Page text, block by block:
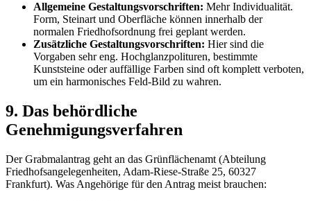
Allgemeine Gestaltungsvorschriften: Mehr Individualität.
Form, Steinart und Oberfläche können innerhalb der
normalen Friedhofsordnung frei geplant werden.
Zusätzliche Gestaltungsvorschriften: Hier sind die
Vorgaben sehr eng. Hochglanzpolituren, bestimmte
Kunststeine oder auffällige Farben sind oft komplett verboten,
um ein harmonisches Feld-Bild zu wahren.
9. Das behördliche
Genehmigungsverfahren
Der Grabmalantrag geht an das Grünflächenamt (Abteilung
Friedhofsangelegenheiten, Adam-Riese-Straße 25, 60327
Frankfurt). Was Angehörige für den Antrag meist brauchen: